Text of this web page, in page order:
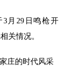
3月29日鸣枪开
关情况。
庄的时代风采